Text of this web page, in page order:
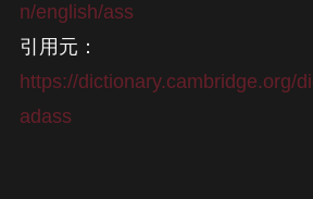
n/english/ass
引用元：
https://dictionary.cambridge.org/
adass